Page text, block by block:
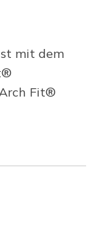
mit dem
Fit®